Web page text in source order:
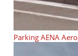
Parking AENA